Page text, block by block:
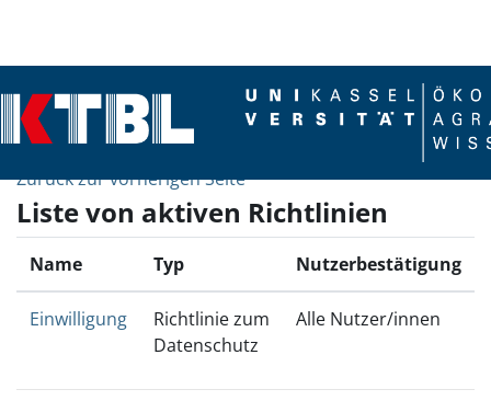
Zurück zur vorherigen Seite
Liste von aktiven Richtlinien
Name Typ Nutzerbestätigung
Einwilligung
Richtlinie zum
Datenschutz
Alle Nutzer/innen